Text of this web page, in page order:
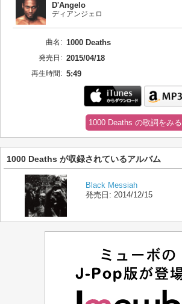
D'Angelo
ディアンジェロ
曲名: 1000 Deaths
発売日: 2015/04/18
再生時間: 5:49
1000 Deaths の歌詞をみる
1000 Deaths が収録されているアルバム
Black Messiah
発売日: 2014/12/15